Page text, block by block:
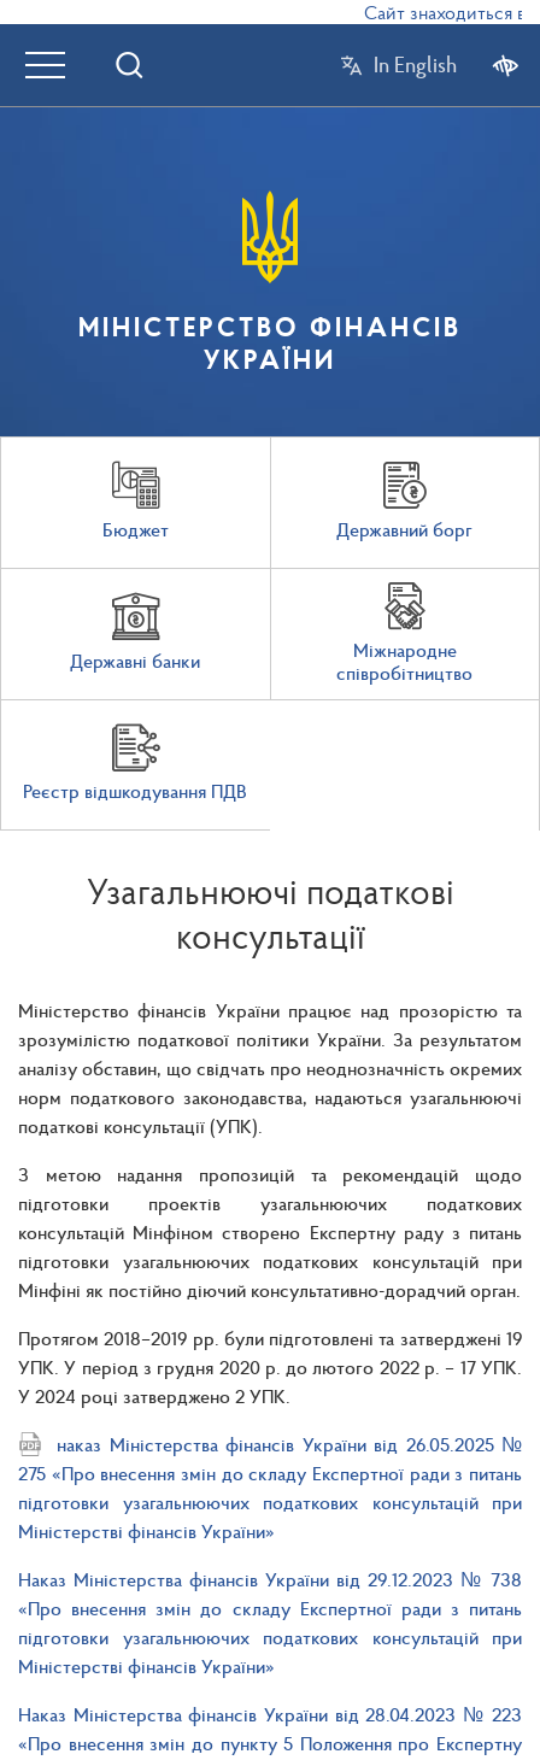
Сайт знаходиться в
In English
МІНІСТЕРСТВО ФІНАНСІВ
УКРАЇНИ
Бюджет Державний борг
Державні банки
Міжнародне
співробітництво
Реєстр відшкодування ПДВ
Узагальнюючі податкові
консультації
Міністерство фінансів України працює над прозорістю та
зрозумілістю податкової політики України. За результатом
аналізу обставин, що свідчать про неоднозначність окремих
норм податкового законодавства, надаються узагальнюючі
податкові консультації (УПК).
З метою надання пропозицій та рекомендацій щодо
підготовки проектів узагальнюючих податкових
консультацій Мінфіном створено Експертну раду з питань
підготовки узагальнюючих податкових консультацій при
Мінфіні як постійно діючий консультативно-дорадчий орган.
Протягом 2018–2019 рр. були підготовлені та затверджені 19
УПК. У період з грудня 2020 р. до лютого 2022 р. – 17 УПК.
У 2024 році затверджено 2 УПК.
наказ Міністерства фінансів України від 26.05.2025 №
275 «Про внесення змін до складу Експертної ради з питань
підготовки узагальнюючих податкових консультацій при
Міністерстві фінансів України»
Наказ Міністерства фінансів України від 29.12.2023 № 738
«Про внесення змін до складу Експертної ради з питань
підготовки узагальнюючих податкових консультацій при
Міністерстві фінансів України»
Наказ Міністерства фінансів України від 28.04.2023 № 223
«Про внесення змін до пункту 5 Положення про Експертну